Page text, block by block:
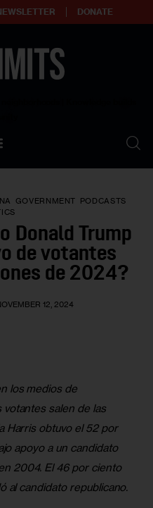
DONATE
GOVERNMENT PODCASTS
Donald Trump
de votantes
de 2024?
12, 2024
los medios de
votantes salen de las
Harris obtuvo el 52 por
apoyo a un candidato
2004. El 46 por ciento
al candidato republicano.